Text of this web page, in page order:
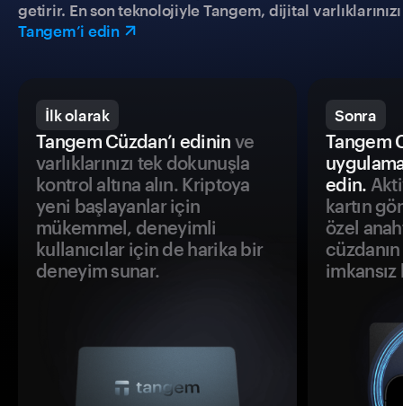
getirir. En son teknolojiyle Tangem, dijital
Tangem’i edin
İlk olarak
Tangem Cüzdan’ı edinin ve
varlıklarınızı tek dokunuşla
kontrol altına alın. Kriptoya
yeni başlayanlar için
mükemmel, deneyimli
kullanıcılar için de harika bir
deneyim sunar.
Sonra
Tangem
edin.
kartın
özel